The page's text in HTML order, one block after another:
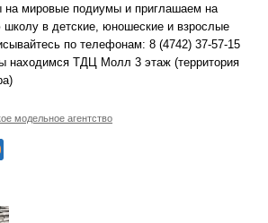
на мировые подиумы и приглашаем на
в детские, юношеские и взрослые
по телефонам: 8 (4742) 37-57-15
находимся ТДЦ Молл 3 этаж (территория
модельное агентство